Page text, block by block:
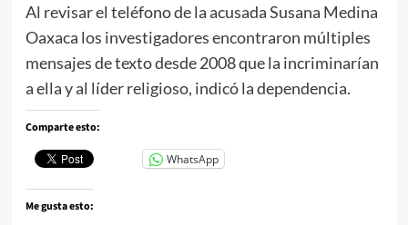
Al revisar el teléfono de la acusada Susana Medina
Oaxaca los investigadores encontraron múltiples
mensajes de texto desde 2008 que la incriminarían
a ella y al líder religioso, indicó la dependencia.
Comparte esto:
WhatsApp
Me gusta esto: